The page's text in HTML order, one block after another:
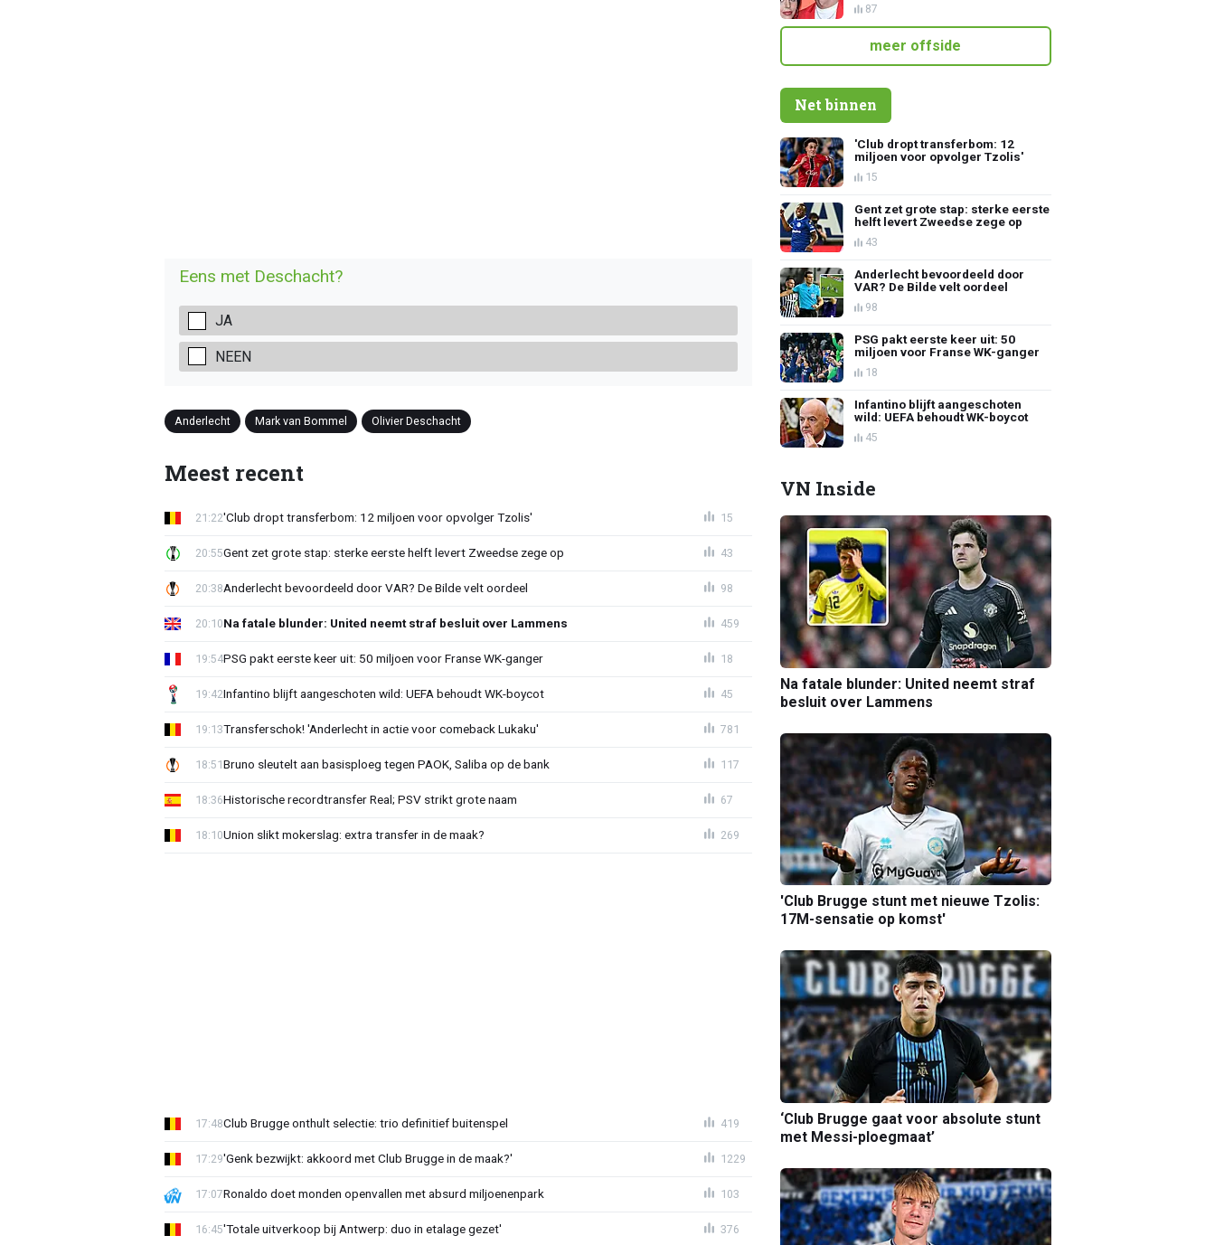
Eens met Deschacht?
JA
NEEN
Anderlecht Mark van Bommel Olivier Deschacht
Meest recent
'Club dropt transferbom: 12 miljoen voor opvolger Tzolis'
21:22 15
Gent zet grote stap: sterke eerste helft levert Zweedse zege op
20:55 43
Anderlecht bevoordeeld door VAR? De Bilde velt oordeel
20:38 98
Na fatale blunder: United neemt straf besluit over Lammens
20:10 459
PSG pakt eerste keer uit: 50 miljoen voor Franse WK-ganger
19:54 18
Infantino blijft aangeschoten wild: UEFA behoudt WK-boycot
19:42 45
Transferschok! 'Anderlecht in actie voor comeback Lukaku'
19:13 781
Bruno sleutelt aan basisploeg tegen PAOK, Saliba op de bank
18:51 117
Historische recordtransfer Real; PSV strikt grote naam
18:36 67
Union slikt mokerslag: extra transfer in de maak?
18:10 269
Club Brugge onthult selectie: trio definitief buitenspel
17:48 419
'Genk bezwijkt: akkoord met Club Brugge in de maak?'
17:29 1229
Ronaldo doet monden openvallen met absurd miljoenenpark
17:07 103
'Totale uitverkoop bij Antwerp: duo in etalage gezet'
16:45 376
87
meer offside
Net binnen
'Club dropt transferbom: 12
miljoen voor opvolger Tzolis'
15
Gent zet grote stap: sterke eerste
helft levert Zweedse zege op
43
Anderlecht bevoordeeld door
VAR? De Bilde velt oordeel
98
PSG pakt eerste keer uit: 50
miljoen voor Franse WK-ganger
18
Infantino blijft aangeschoten
wild: UEFA behoudt WK-boycot
45
VN Inside
Na fatale blunder: United neemt straf
besluit over Lammens
'Club Brugge stunt met nieuwe Tzolis:
17M-sensatie op komst'
‘Club Brugge gaat voor absolute stunt
met Messi-ploegmaat’